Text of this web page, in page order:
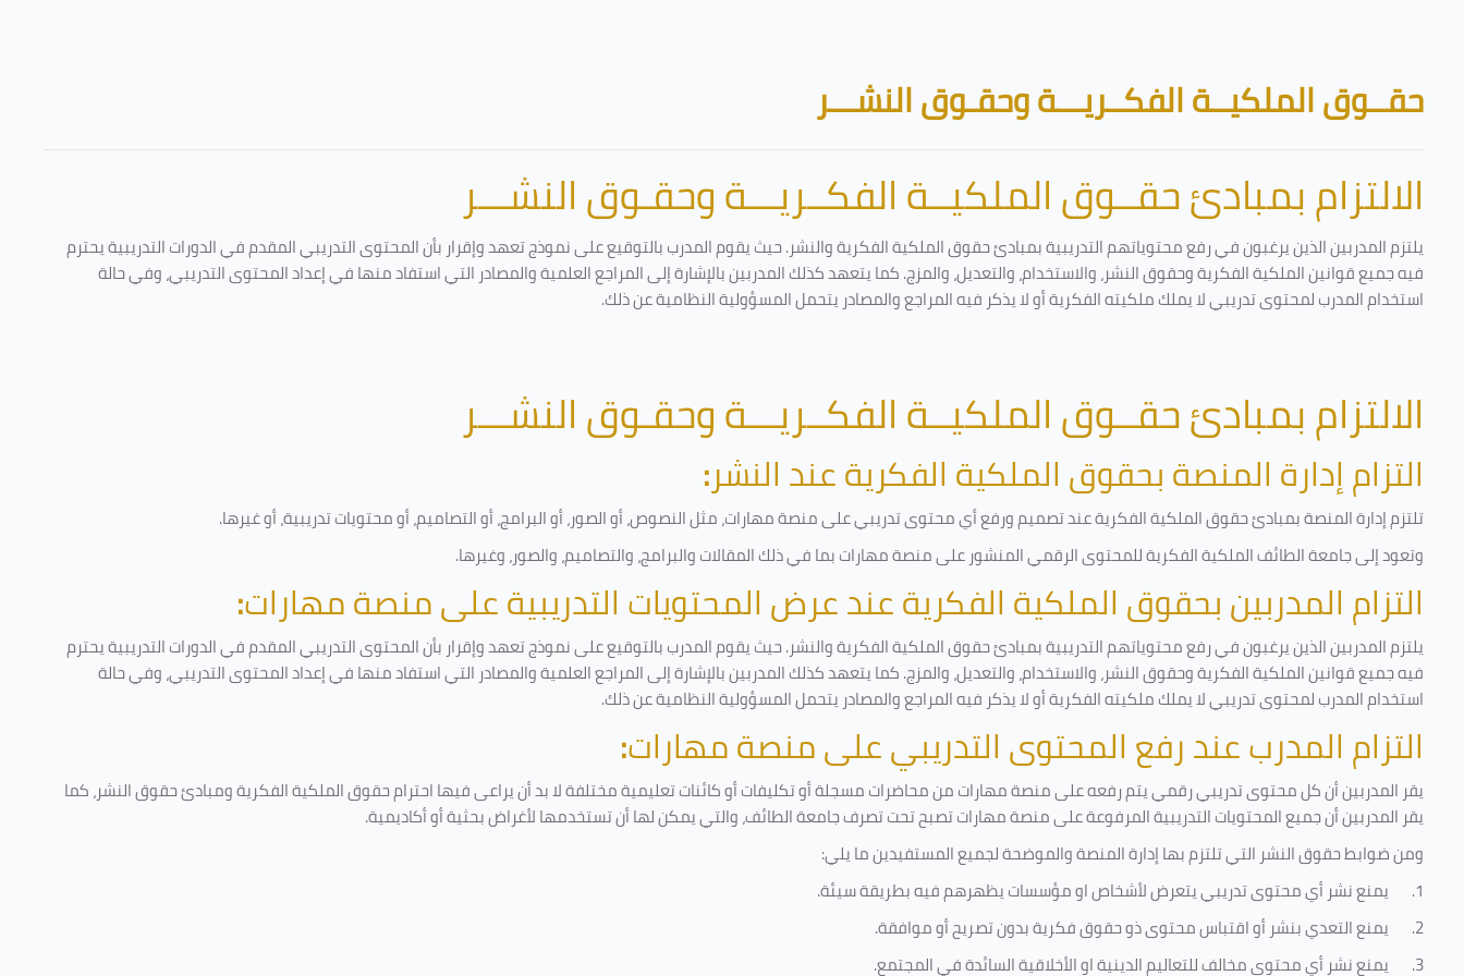
الكتل
حقــوق الملكيــة الفكــريـــة وحقـوق النشـــر
الالتزام بمبادئ حقــوق الملكيــة الفكــريـــة وحقـوق النشـــر
يلتزم المدربين الذين يرغبون في رفع محتوياتهم التدريبية بمبادئ حقوق الملكية الفكرية والنشر. حيث يقوم المدرب بالتوقيع على نموذج تعهد وإقرار بأن المحتوى التدريبي المقدم في الدورات التدريبية يحترم
فيه جميع قوانين الملكية الفكرية وحقوق النشر، والاستخدام، والتعديل، والمزج. كما يتعهد كذلك المدربين بالإشارة إلى المراجع العلمية والمصادر التي استفاد منها في إعداد المحتوى التدريبي، وفي حالة
استخدام المدرب لمحتوى تدريبي لا يملك ملكيته الفكرية أو لا يذكر فيه المراجع والمصادر يتحمل المسؤولية النظامية عن ذلك.
الالتزام بمبادئ حقــوق الملكيــة الفكــريـــة وحقـوق النشـــر
التزام إدارة المنصة بحقوق الملكية الفكرية عند النشر:
تلتزم إدارة المنصة بمبادئ حقوق الملكية الفكرية عند تصميم ورفع أي محتوى تدريبي على منصة مهارات، مثل النصوص، أو الصور، أو البرامج، أو التصاميم، أو محتويات تدريبية، أو غيرها.
وتعود إلى جامعة الطائف الملكية الفكرية للمحتوى الرقمي المنشور على منصة مهارات بما في ذلك المقالات والبرامج، والتصاميم، والصور، وغيرها.
التزام المدربين بحقوق الملكية الفكرية عند عرض المحتويات التدريبية على منصة مهارات:
يلتزم المدربين الذين يرغبون في رفع محتوياتهم التدريبية بمبادئ حقوق الملكية الفكرية والنشر. حيث يقوم المدرب بالتوقيع على نموذج تعهد وإقرار بأن المحتوى التدريبي المقدم في الدورات التدريبية يحترم
فيه جميع قوانين الملكية الفكرية وحقوق النشر، والاستخدام، والتعديل، والمزج. كما يتعهد كذلك المدربين بالإشارة إلى المراجع العلمية والمصادر التي استفاد منها في إعداد المحتوى التدريبي، وفي حالة
استخدام المدرب لمحتوى تدريبي لا يملك ملكيته الفكرية أو لا يذكر فيه المراجع والمصادر يتحمل المسؤولية النظامية عن ذلك.
التزام المدرب عند رفع المحتوى التدريبي على منصة مهارات:
يقر المدربين أن كل محتوى تدريبي رقمي يتم رفعه على منصة مهارات من محاضرات مسجلة أو تكليفات أو كائنات تعليمية مختلفة لا بد أن يراعى فيها احترام حقوق الملكية الفكرية ومبادئ حقوق النشر، كما
يقر المدربين أن جميع المحتويات التدريبية المرفوعة على منصة مهارات تصبح تحت تصرف جامعة الطائف، والتي يمكن لها أن تستخدمها لأغراض بحثية أو أكاديمية.
ومن ضوابط حقوق النشر التي تلتزم بها إدارة المنصة والموضحة لجميع المستفيدين ما يلي:
1.
يمنع نشر أي محتوى تدريبي يتعرض لأشخاص او مؤسسات يظهرهم فيه بطريقة سيئة.
2.
يمنع التعدي بنشر أو اقتباس محتوى ذو حقوق فكرية بدون تصريح أو موافقة.
3.
يمنع نشر أي محتوى مخالف للتعاليم الدينية او الأخلاقية السائدة في المجتمع.